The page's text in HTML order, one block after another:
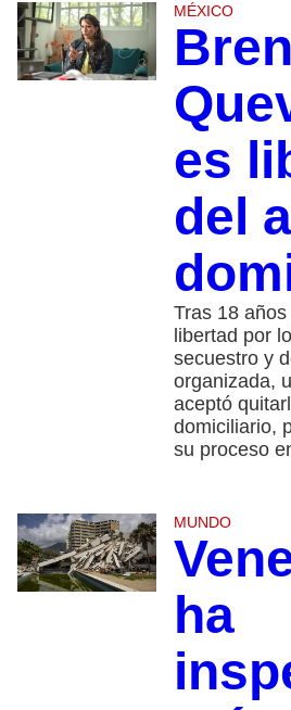
MÉXICO
es
del
Tras 18
libertad por
secuestro y
organizada,
aceptó
domiciliario,
su proceso
MUNDO
ha